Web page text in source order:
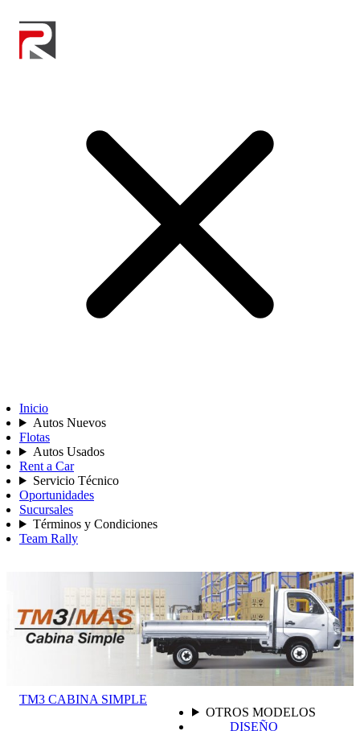
Inicio
Autos Nuevos
Flotas
Autos Usados
Rent a Car
Servicio Técnico
Oportunidades
Sucursales
Términos y Condiciones
Team Rally
TM3 CABINA SIMPLE
OTROS MODELOS
DISEÑO